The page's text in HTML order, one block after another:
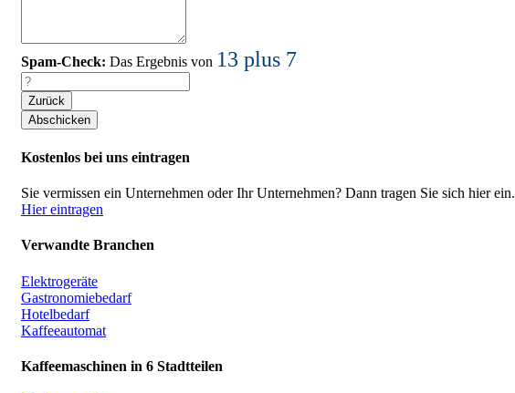
Spam-Check: Das Ergebnis von 13 plus 7
Zurück
Kostenlos bei uns eintragen
Sie vermissen ein Unternehmen oder Ihr Unternehmen? Dann tragen Sie sich hier ein.
Hier eintragen
Verwandte Branchen
Elektrogeräte
Gastronomiebedarf
Hotelbedarf
Kaffeeautomat
Kaffeemaschinen in 6 Stadtteilen